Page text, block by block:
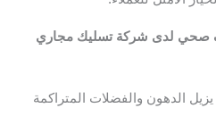
شركة تسليك مجاري
والفضلات المتراكمة